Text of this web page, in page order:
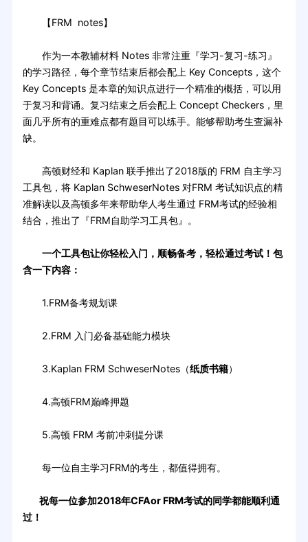
【FRM notes】
作为一本教辅材料 Notes 非常注重『学习-复习-练习』
的学习路径，每个章节结束后都会配上 Key Concepts，这个
Key Concepts 是本章的知识点进行一个精准的概括，可以用
于复习和背诵。复习结束之后会配上 Concept Checkers，里
面几乎所有的重难点都有题目可以练手。能够帮助考生查漏补
缺。
高顿财经和 Kaplan 联手推出了2018版的 FRM 自主学习
工具包，将 Kaplan SchweserNotes 对FRM 考试知识点的精
准解读以及高顿多年来帮助华人考生通过 FRM考试的经验相
结合，推出了『FRM自助学习工具包』。
一个工具包让你轻松入门，顺畅备考，轻松通过考试！包
含一下内容：
1.FRM备考规划课
2.FRM 入门必备基础能力模块
3.Kaplan FRM SchweserNotes（纸质书籍）
4.高顿FRM巅峰押题
5.高顿 FRM 考前冲刺提分课
每一位自主学习FRM的考生，都值得拥有。
祝每一位参加2018年CFAor FRM考试的同学都能顺利通
过！